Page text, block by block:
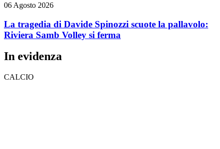
06 Agosto 2026
La tragedia di Davide Spinozzi scuote la pallavolo:
Riviera Samb Volley si ferma
In evidenza
CALCIO